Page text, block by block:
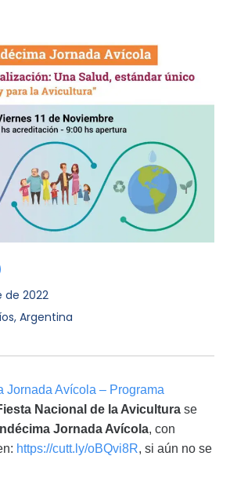
de 2022
Argentina
Jornada Avícola – Programa
Nacional de la Avicultura se
Jornada Avícola, con
https://cutt.ly/oBQvi8R, si aún no se